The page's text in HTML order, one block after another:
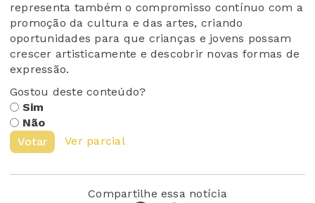
representa também o compromisso contínuo com a
promoção da cultura e das artes, criando
oportunidades para que crianças e jovens possam
crescer artisticamente e descobrir novas formas de
expressão.
Gostou deste conteúdo?
Sim
Não
Votar
Ver parcial
Compartilhe essa notícia